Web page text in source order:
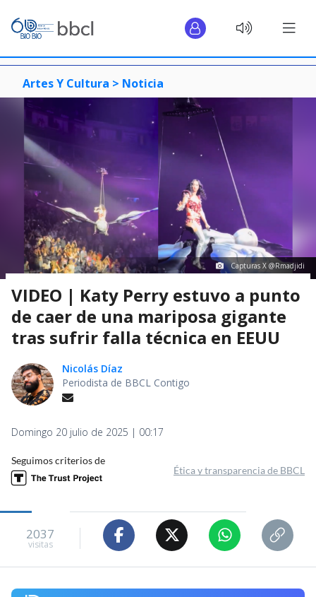
Artes Y Cultura > Noticia
Capturas X @Rmadjidi
VIDEO | Katy Perry estuvo a punto
de caer de una mariposa gigante
tras sufrir falla técnica en EEUU
Nicolás Díaz
Periodista de BBCL Contigo
Domingo 20 julio de 2025 | 00:17
Seguimos criterios de
Ética y transparencia de BBCL
2037
visitas